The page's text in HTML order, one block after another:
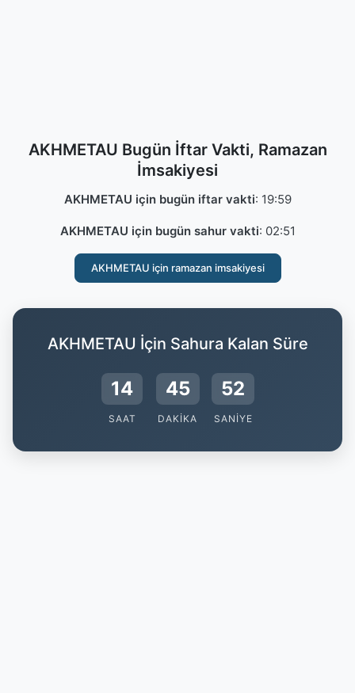
AKHMETAU Bugün İftar Vakti, Ramazan
İmsakiyesi
AKHMETAU için bugün iftar vakti: 19:59
AKHMETAU için bugün sahur vakti: 02:51
AKHMETAU için ramazan imsakiyesi
AKHMETAU İçin Sahura Kalan Süre
14
SAAT
45
DAKIKA
52
SANIYE